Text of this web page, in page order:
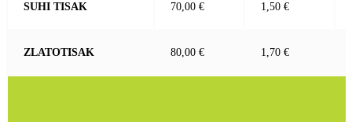
SUHI TISAK 70,00 € 1,50 €
ZLATOTISAK 80,00 € 1,70 €